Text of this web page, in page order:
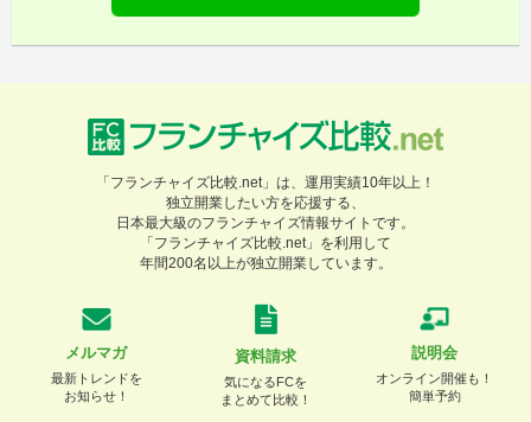
「フランチャイズ比較.net」は、運用実績10年以上！
独立開業したい方を応援する、
日本最大級のフランチャイズ情報サイトです。
「フランチャイズ比較.net」を利用して
年間200名以上が独立開業しています。
メルマガ
最新トレンドを
お知らせ！
資料請求
気になるFCを
まとめて比較！
説明会
オンライン開催も！
簡単予約